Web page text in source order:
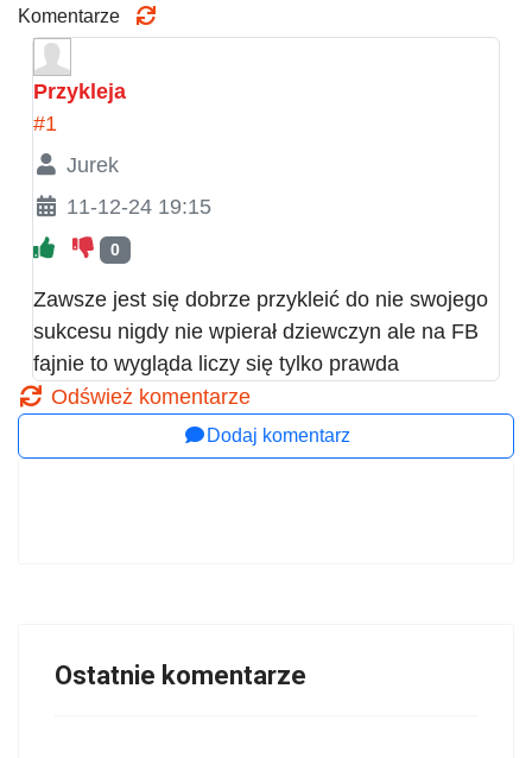
Komentarze
Przykleja
#1
Jurek
11-12-24 19:15
0
Zawsze jest się dobrze przykleić do nie swojego
sukcesu nigdy nie wpierał dziewczyn ale na FB
fajnie to wygląda liczy się tylko prawda
Odśwież komentarze
Dodaj komentarz
Ostatnie komentarze